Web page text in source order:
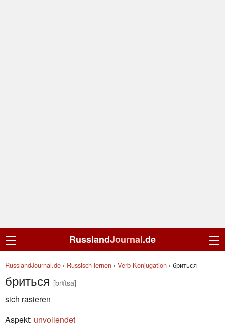
RusslandJournal.de
RusslandJournal.de › Russisch lernen › Verb Konjugation › бриться
бриться [brʲítsa]
sich rasieren
Aspekt: unvollendet